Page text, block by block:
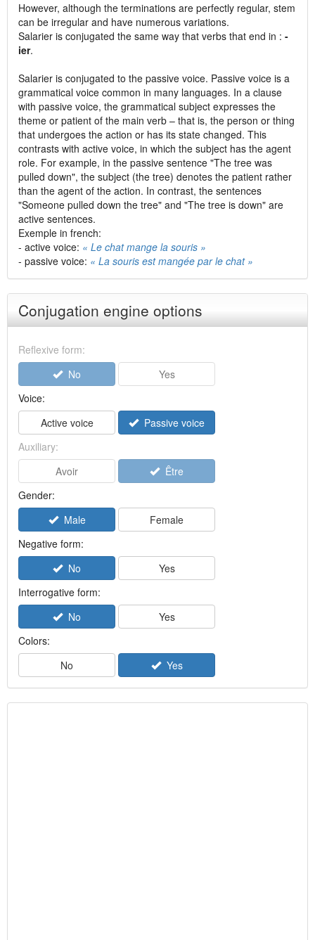
However, although the terminations are perfectly regular, stem
can be irregular and have numerous variations.
Salarier is conjugated the same way that verbs that end in : -
ier.
Salarier is conjugated to the passive voice. Passive voice is a
grammatical voice common in many languages. In a clause
with passive voice, the grammatical subject expresses the
theme or patient of the main verb – that is, the person or thing
that undergoes the action or has its state changed. This
contrasts with active voice, in which the subject has the agent
role. For example, in the passive sentence "The tree was
pulled down", the subject (the tree) denotes the patient rather
than the agent of the action. In contrast, the sentences
"Someone pulled down the tree" and "The tree is down" are
active sentences.
Exemple in french:
- active voice: « Le chat mange la souris »
- passive voice: « La souris est mangée par le chat »
Conjugation engine options
Reflexive form:
No
Yes
Voice:
Active voice
Passive voice
Auxiliary:
Avoir
Être
Gender:
Male
Female
Negative form:
No
Yes
Interrogative form:
No
Yes
Colors:
No
Yes